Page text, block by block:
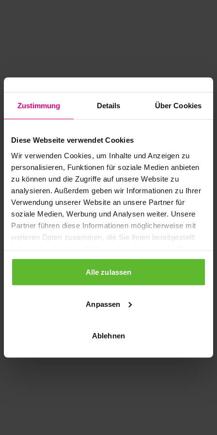
Zustimmung Details Über Cookies
Diese Webseite verwendet Cookies
Wir verwenden Cookies, um Inhalte und Anzeigen zu
personalisieren, Funktionen für soziale Medien anbieten
zu können und die Zugriffe auf unsere Website zu
analysieren. Außerdem geben wir Informationen zu Ihrer
Verwendung unserer Website an unsere Partner für
soziale Medien, Werbung und Analysen weiter. Unsere
Partner führen diese Informationen möglicherweise mit
weiteren Daten zusammen, die Sie ihnen bereitgestellt
gesammelt haben.
Alle zulassen
Anpassen
Ablehnen
Application error: a client-side exception has occurred
loading www.kurzwego.de (see the browser console for more
information).